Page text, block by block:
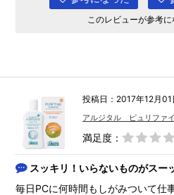
このレビューが参考に
投稿日：2017年12月01
アルジタル ピュリファ
満足度：
スッキリ！いらないものがスー
毎日PCに何時間もしがみついて仕